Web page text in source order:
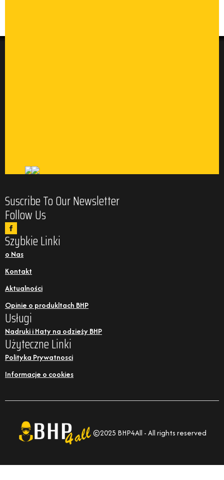
Suscribe To Our Newsletter
Follow Us
Szybkie Linki
o Nas
Kontakt
Aktualności
Opinie o produkltach BHP
Usługi
Nadruki i Haty na odzieży BHP
Użyteczne Linki
Polityka Prywatnosci
Informacje o cookies
©2025 BHP4All - All rights reserved